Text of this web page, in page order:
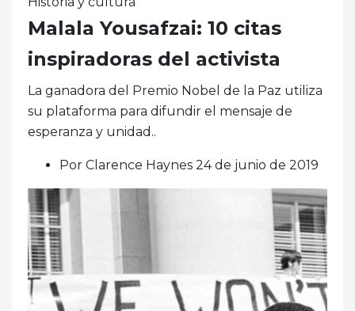
Malala Yousafzai: 10 citas
inspiradoras del activista
La ganadora del Premio Nobel de la Paz utiliza
su plataforma para difundir el mensaje de
esperanza y unidad..
Por Clarence Haynes 24 de junio de 2019